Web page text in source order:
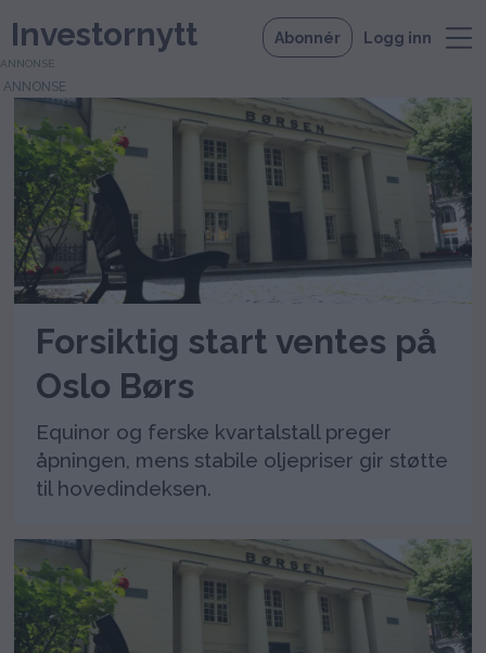
Investornytt Abonnér Logg inn
Tag:
norsk
hydro
ANNONSE
Forsiktig start ventes på
Oslo Børs
Equinor og ferske kvartalstall preger
åpningen, mens stabile oljepriser gir støtte
til hovedindeksen.